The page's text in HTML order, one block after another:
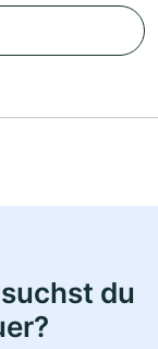
du